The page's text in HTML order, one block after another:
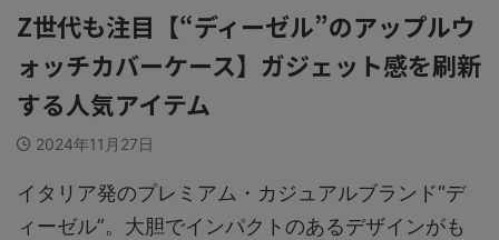
Z世代も注目【“ディーゼル”のアップルウ
ォッチカバーケース】ガジェット感を刷新
する人気アイテム
2024年11月27日
イタリア発のプレミアム・カジュアルブランド“デ
ィーゼル”。大胆でインパクトのあるデザインがも